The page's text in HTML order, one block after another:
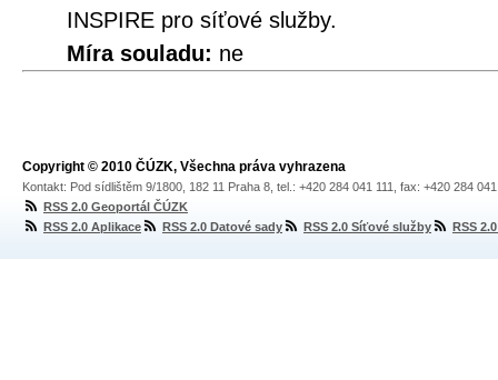
INSPIRE pro síťové služby.
Míra souladu: ne
Copyright © 2010 ČÚZK, Všechna práva vyhrazena
Kontakt: Pod sídlištěm 9/1800, 182 11 Praha 8, tel.: +420 284 041 111, fax: +420 284
RSS 2.0 Geoportál ČÚZK
RSS 2.0 Aplikace
RSS 2.0 Datové sady RSS 2.0 Síťové služby RSS